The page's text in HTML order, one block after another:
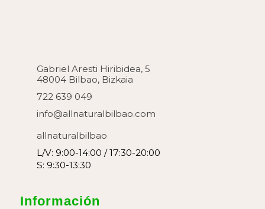
Gabriel Aresti Hiribidea, 5
48004 Bilbao, Bizkaia
722 639 049
info@allnaturalbilbao.com
allnaturalbilbao
L/V: 9:00-14:00 / 17:30-20:00
S: 9:30-13:30
Información